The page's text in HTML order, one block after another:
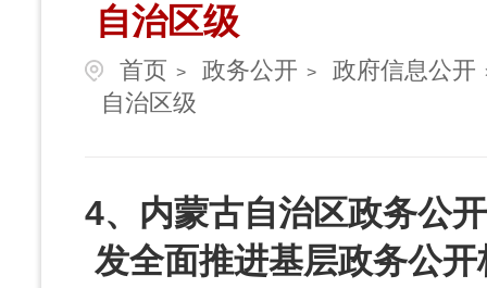
自治区级
首页 > 政务公开 > 政府信息公开
自治区级
4、内蒙古自治区政务公
发全面推进基层政务公